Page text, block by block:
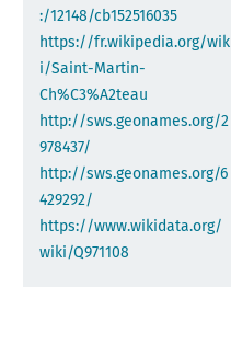
:/12148/cb152516035
https://fr.wikipedia.org/wik
i/Saint-Martin-
Ch%C3%A2teau
http://sws.geonames.org/2
978437/
http://sws.geonames.org/6
429292/
https://www.wikidata.org/
wiki/Q971108